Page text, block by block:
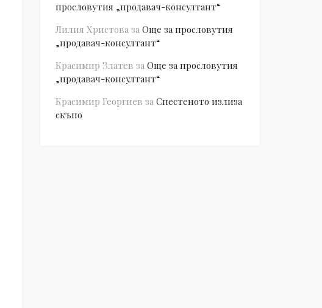
прословутия „продавач-консултант“
Лилия Христова за Още за прословутия
„продавач-консултант“
Красимир Златев за Още за прословутия
„продавач-консултант“
Красимир Георгиев за Спестеното излиза
скъпо